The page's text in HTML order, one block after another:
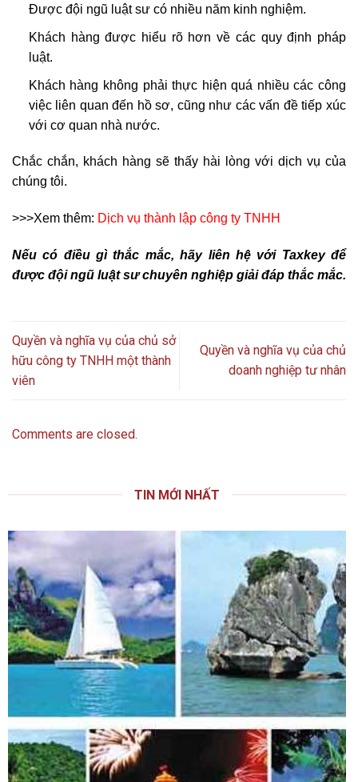
Được đội ngũ luật sư có nhiều năm kinh nghiệm.
Khách hàng được hiểu rõ hơn về các quy định pháp
luật.
Khách hàng không phải thực hiện quá nhiều các công
việc liên quan đến hồ sơ, cũng như các vấn đề tiếp xúc
với cơ quan nhà nước.
Chắc chắn, khách hàng sẽ thấy hài lòng với dịch vụ của
chúng tôi.
>>>Xem thêm: Dịch vụ thành lập công ty TNHH
Nếu có điều gì thắc mắc, hãy liên hệ với Taxkey để
được đội ngũ luật sư chuyên nghiệp giải đáp thắc mắc.
Quyền và nghĩa vụ của chủ sở
hữu công ty TNHH một thành
viên
Quyền và nghĩa vụ của chủ
doanh nghiệp tư nhân
Comments are closed.
TIN MỚI NHẤT